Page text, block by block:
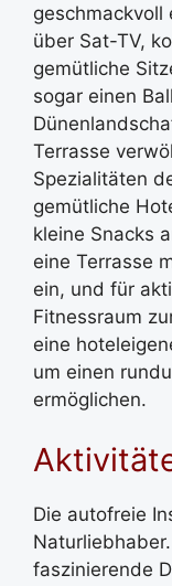
geschmackvoll
über Sat-TV,
gemütliche
sogar einen
Terrasse
Spezialitäten
gemütliche
kleine Snacks
eine Terrasse
ein, und für
Fitnessraum
eine
um einen
ermöglichen.
Die autofreie
faszinierende